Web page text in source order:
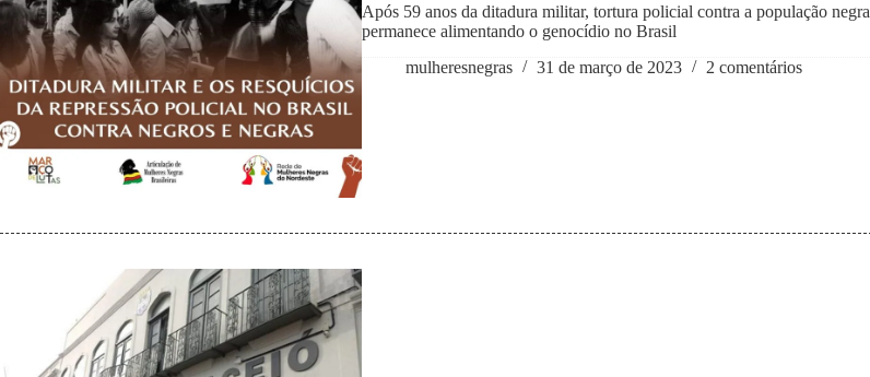
Após 59 anos da ditadura militar, tortura policial contra a população negra
permanece alimentando o genocídio no Brasil
mulheresnegras
31 de março de 2023 2 comentários